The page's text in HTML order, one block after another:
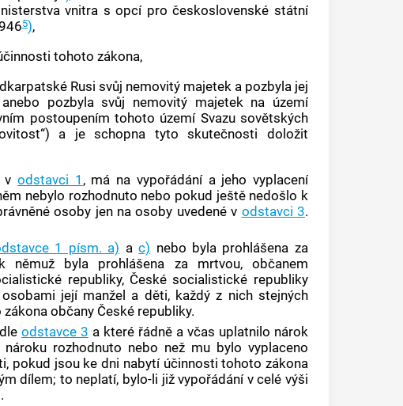
vnitra s opcí pro československé státní
5),
tohoto zákona,
Rusi svůj nemovitý majetek a pozbyla jej
pozbyla svůj nemovitý majetek na území
postoupením tohoto území Svazu sovětských
“) a je schopna tyto skutečnosti doložit
vodstavci 1 , má na vypořádání a jeho vyplacení
nebylo rozhodnuto nebo pokud ještě nedošlo k
osoby jen na osoby uvedené v odstavci 3.
1 písm. a) ac) nebo byla prohlášena za
byla prohlášena za mrtvou, občanem
republiky, České socialistické republiky
její manžel a děti, každý z nich stejných
občany České republiky.
odstavce 3 a které řádně a včas uplatnilo nárok
rozhodnuto nebo než mu bylo vyplaceno
pokud jsou ke dni nabytí účinnosti tohoto zákona
dílem; to neplatí, bylo-li již vypořádání v celé výši